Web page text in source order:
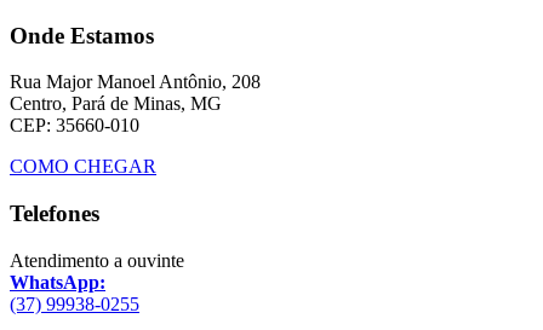
Onde Estamos
Rua Major Manoel Antônio, 208
Centro, Pará de Minas, MG
CEP: 35660-010
COMO CHEGAR
Telefones
Atendimento a ouvinte
WhatsApp:
(37) 99938-0255